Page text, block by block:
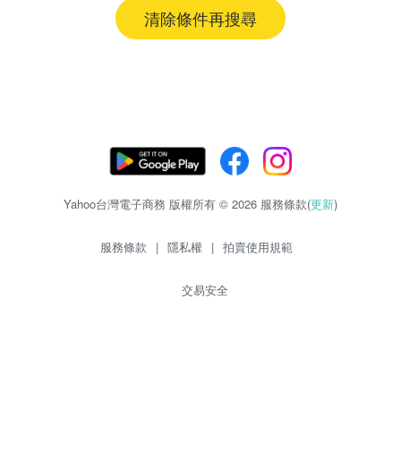
清除條件再搜尋
Yahoo台灣電子商務 版權所有 © 2026 服務條款(更新)
服務條款 | 隱私權 | 拍賣使用規範
交易安全